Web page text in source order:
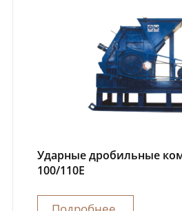
Ударные дробильные
100/110E